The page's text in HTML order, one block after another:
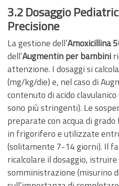
3.2 Dosaggio
Precisione
La gestione dell’Amoxicillina
dell’Augmentin per bambini
attenzione. I dosaggi si
(mg/kg/die) e, nel caso di
contenuto di acido
sono più stringenti). Le
preparate con acqua di
in frigorifero e utilizzate
(solitamente 7-14 giorni). Il
ricalcolare il dosaggio,
somministrazione (misurino